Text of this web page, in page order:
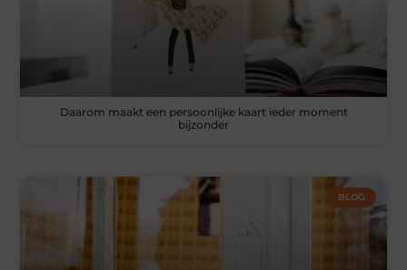
Daarom maakt een persoonlijke kaart ieder moment
bijzonder
BLOG